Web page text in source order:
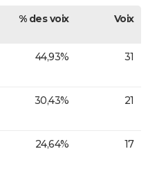
% des voix Voix
44,93% 31
30,43% 21
24,64% 17